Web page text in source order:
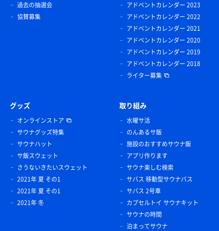
過去の抽選会
協賛募集
アドベントカレンダー 2023
アドベントカレンダー 2022
アドベントカレンダー 2021
アドベントカレンダー 2020
アドベントカレンダー 2019
アドベントカレンダー 2018
ライター募集
グッズ
オンラインストア
サウナグッズ特集
サウナハット
サ飯スウェット
さうないきたいスウェット
2021年 夏 その1
2021年 夏 その1
2021年 冬
取り組み
水曜サ活
のんあるサ飯
施設のおすすめサウナ飯
アプリ作ります
サウナ楽しむ検索
サバス 移動型サウナバス
サバス 2号車
カプセルトイ サウナキット
サウナの時間
泊まってサウナ